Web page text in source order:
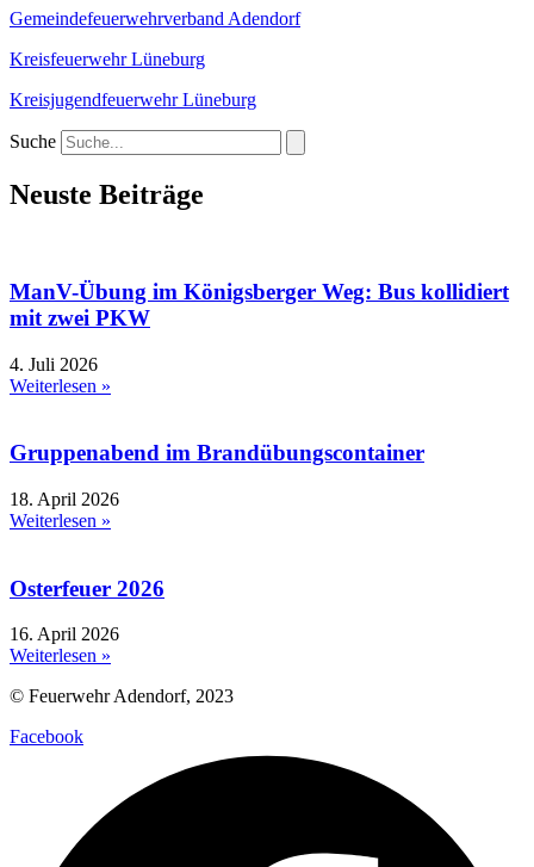
Gemeindefeuerwehrverband Adendorf
Kreisfeuerwehr Lüneburg
Kreisjugendfeuerwehr Lüneburg
Suche
Neuste Beiträge
ManV-Übung im Königsberger Weg: Bus kollidiert
mit zwei PKW
4. Juli 2026
Weiterlesen »
Gruppenabend im Brandübungscontainer
18. April 2026
Weiterlesen »
Osterfeuer 2026
16. April 2026
Weiterlesen »
© Feuerwehr Adendorf, 2023
Facebook